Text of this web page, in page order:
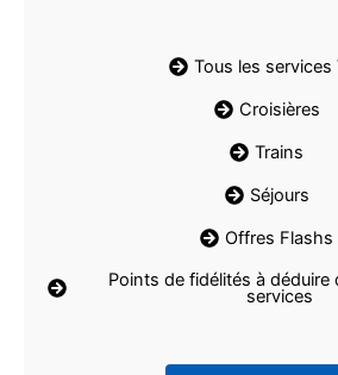
Tous les services
Croisières
Trains
Séjours
Offres Flashs
Points de fidélités à déduire
services